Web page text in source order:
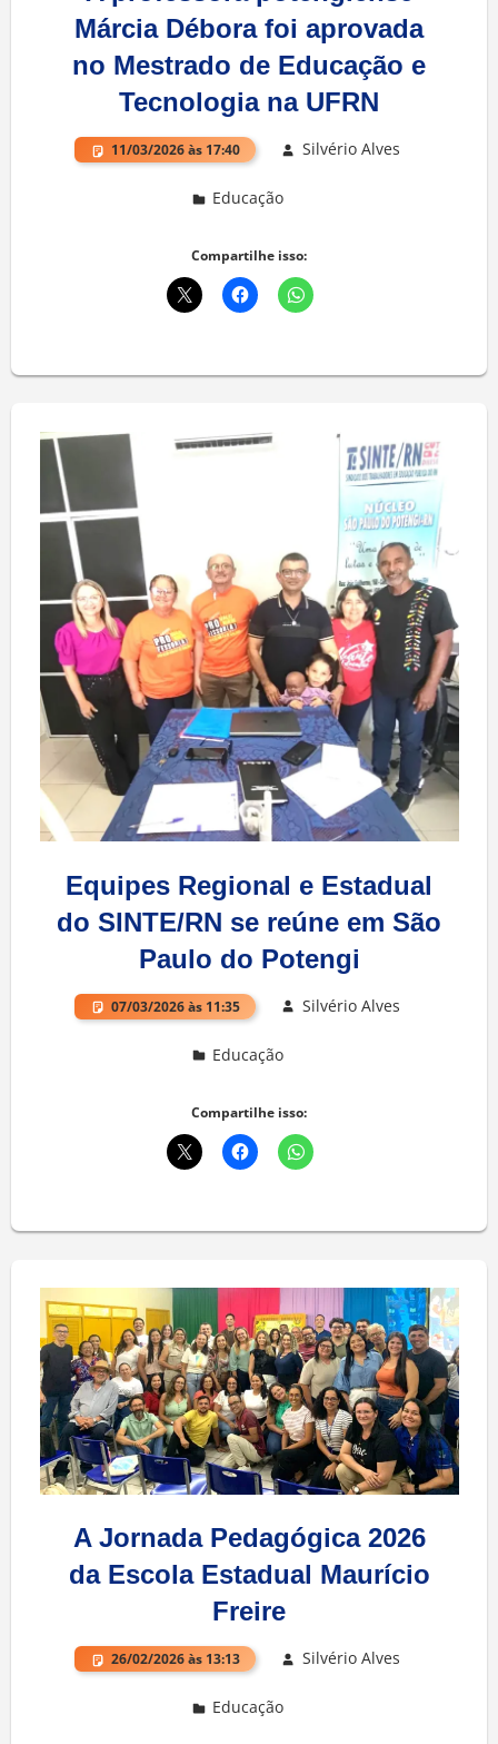
Márcia Débora foi aprovada
no Mestrado de Educação e
Tecnologia na UFRN
11/03/2026 às 17:40 Silvério Alves
Educação
Compartilhe isso:
Equipes Regional e Estadual
do SINTE/RN se reúne em São
Paulo do Potengi
07/03/2026 às 11:35 Silvério Alves
Educação
Compartilhe isso:
A Jornada Pedagógica 2026
da Escola Estadual Maurício
Freire
26/02/2026 às 13:13 Silvério Alves
Educação